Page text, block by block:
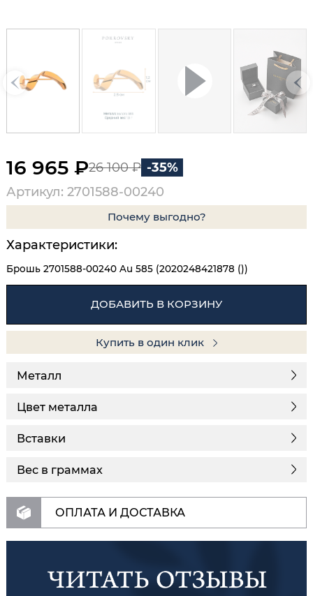
16 965 ₽26 100 ₽ -35%
Артикул: 2701588-00240
Почему выгодно?
Характеристики:
Брошь 2701588-00240 Au 585 (2020248421878 ())
ДОБАВИТЬ В КОРЗИНУ
Купить в один клик
Металл
Цвет металла
Вставки
Вес в граммах
ОПЛАТА И ДОСТАВКА